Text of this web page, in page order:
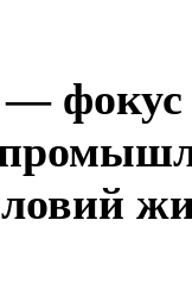
фокус